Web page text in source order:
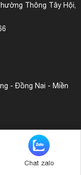
Thông Tây Hội,
- Đồng Nai - Miền
Chat zalo